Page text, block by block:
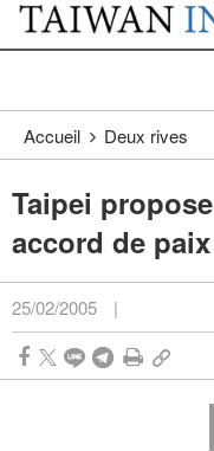
Passer au contenu
:::
Accueil Deux rives
Taipei
accord de
25/02/2005 |